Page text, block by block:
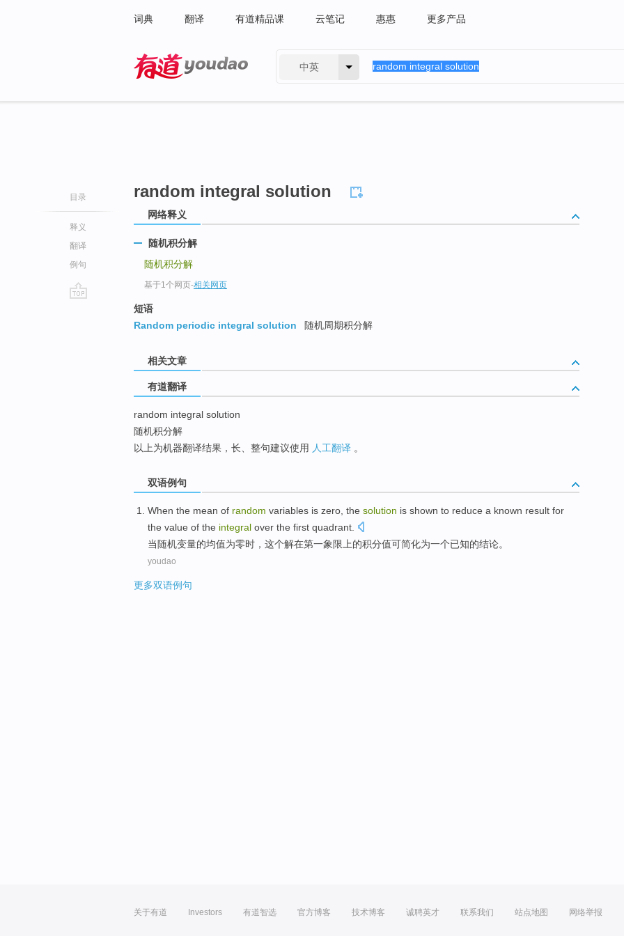
词典 翻译 有道精品课 云笔记 惠惠 更多产品
中英
目录
释义
翻译
例句
random integral solution
网络释义
随机积分解
随机积分解
基于1个网页-相关网页
短语
Random periodic integral solution
随机周期积分解
相关文章
有道翻译
random integral solution
随机积分解
以上为机器翻译结果，长、整句建议使用 人工翻译 。
双语例句
When the mean of random variables is zero the solution is shown to reduce a known result for
the value of the integral over the first quadrant
当随机变量的均值为零时， 这个解在第一象限上的积分值可简化为一个已知的结论。
youdao
更多双语例句
关于有道 Investors 有道智选 官方博客 技术博客 诚聘英才 联系我们 站点地图 网络举报